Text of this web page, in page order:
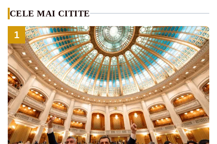
CELE MAI CITITE
1